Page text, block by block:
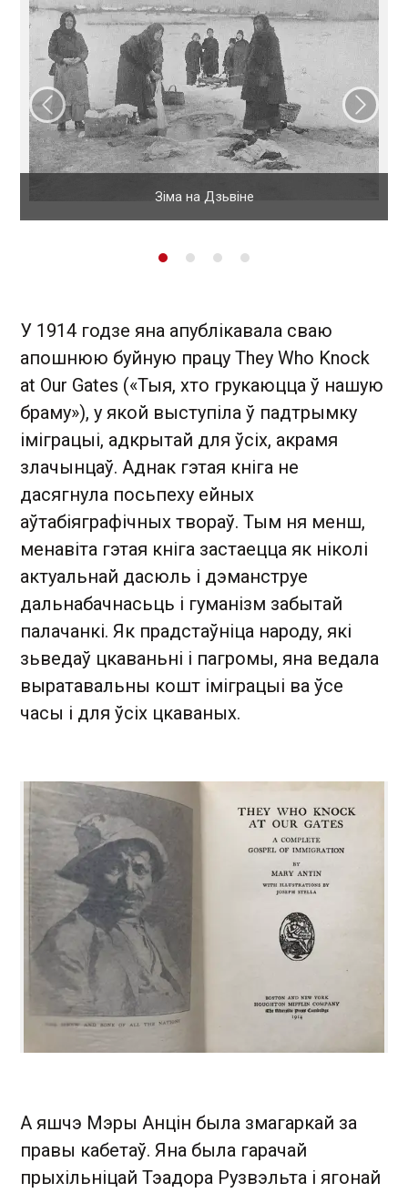
Папярэдні слайд
Зіма на Дзьвіне
У 1914 годзе яна апублікавала сваю
апошнюю буйную працу They Who Knock
at Our Gates («Тыя, хто грукаюцца ў нашую
браму»), у якой выступіла ў падтрымку
іміграцыі, адкрытай для ўсіх, акрамя
злачынцаў. Аднак гэтая кніга не
дасягнула посьпеху ейных
аўтабіяграфічных твораў. Тым ня менш,
менавіта гэтая кніга застаецца як ніколі
актуальнай дасюль і дэманструе
дальнабачнасьць і гуманізм забытай
палачанкі. Як прадстаўніца народу, які
зьведаў цкаваньні і пагромы, яна ведала
выратавальны кошт іміграцыі ва ўсе
часы і для ўсіх цкаваных.
А яшчэ Мэры Анцін была змагаркай за
правы кабетаў. Яна была гарачай
прыхільніцай Тэадора Рузвэльта і ягонай